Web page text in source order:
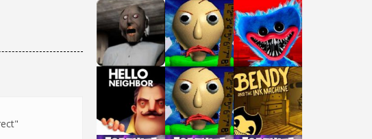
Play Play Play